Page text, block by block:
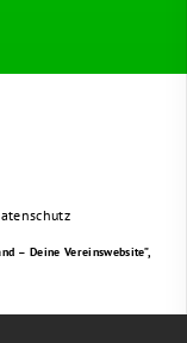
– Deine Vereinswebsite”,